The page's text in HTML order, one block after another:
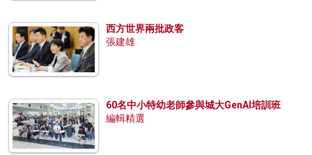
西方世界兩批政客
張建雄
60名中小特幼老師參與城大GenAI培訓班
編輯精選